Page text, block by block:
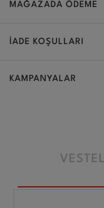
MAĞAZADA ÖDEME
İADE KOŞULLARI
KAMPANYALAR